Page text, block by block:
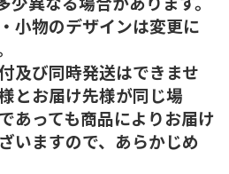
小物のデザインは変更に
及び同時発送はできませ
とお届け先様が同じ場
あっても商品によりお届け
いますので、あらかじめ